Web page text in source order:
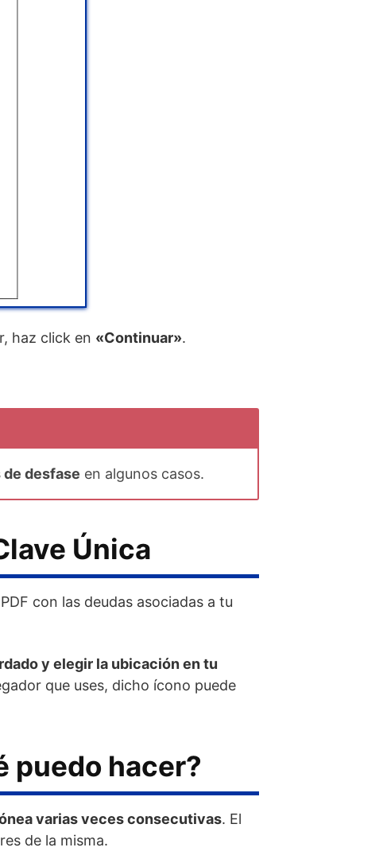
haz click en «Continuar».
de desfase en algunos casos.
Única
con las deudas asociadas a tu
y elegir la ubicación en tu
que uses, dicho ícono puede
puedo hacer?
varias veces consecutivas. El
de la misma.